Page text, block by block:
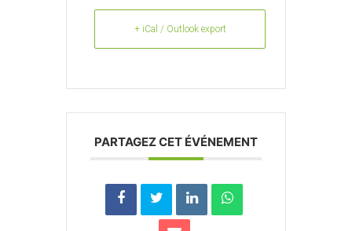
+ iCal / Outlook export
PARTAGEZ CET ÉVÉNEMENT